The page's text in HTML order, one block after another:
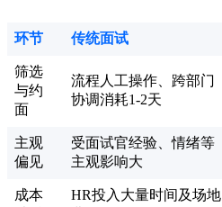
环节 传统面试
筛选
与约
面
流程人工操作、跨部门
协调消耗1-2天
主观
偏见
受面试官经验、情绪等
主观影响大
成本
HR投入大量时间及场地